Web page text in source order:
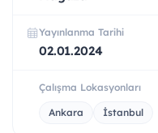
Yayınlanma Tarihi
02.01.2024
Çalışma Lokasyonları
Ankara İstanbul